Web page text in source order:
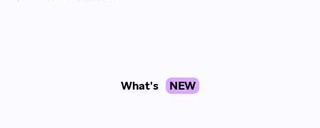
What's NEW